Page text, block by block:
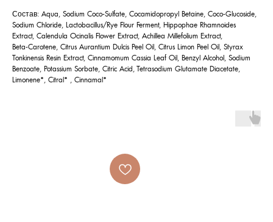
Состав: Aqua, Sodium Coco-Sulfate, Cocamidopropyl Betaine, Coco-Glucoside,
Sodium Chloride, Lactobacillus/Rye Flour Ferment, Hippophae Rhamnoides
Extract, Calendula Ocinalis Flower Extract, Achillea Millefolium Extract,
Beta-Carotene, Citrus Aurantium Dulcis Peel Oil, Citrus Limon Peel Oil, Styrax
Tonkinensis Resin Extract, Cinnamomum Cassia Leaf Oil, Benzyl Alcohol, Sodium
Benzoate, Potassium Sorbate, Citric Acid, Tetrasodium Glutamate Diacetate,
Limonene*, Citral* , Cinnamal*